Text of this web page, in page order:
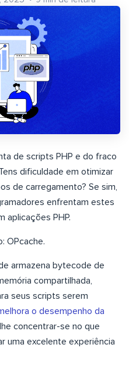
de scripts PHP e do fraco
dificuldade em otimizar
de carregamento? Se sim,
enfrentam estes
aplicações PHP.
OPcache.
armazena bytecode de
compartilhada,
seus scripts serem
o desempenho da
concentrar-se no que
uma excelente experiência